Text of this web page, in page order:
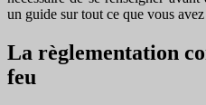
un guide sur tout ce que vous
La règlementation
feu